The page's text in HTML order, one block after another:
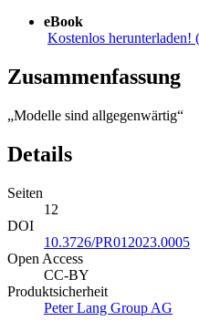
eBook
Kostenlos herunterladen!
Zusammenfassung
„Modelle sind allgegenwärtig“
Details
Seiten
12
DOI
10.3726/PR012023.0005
Open Access
CC-BY
Produktsicherheit
Peter Lang Group AG